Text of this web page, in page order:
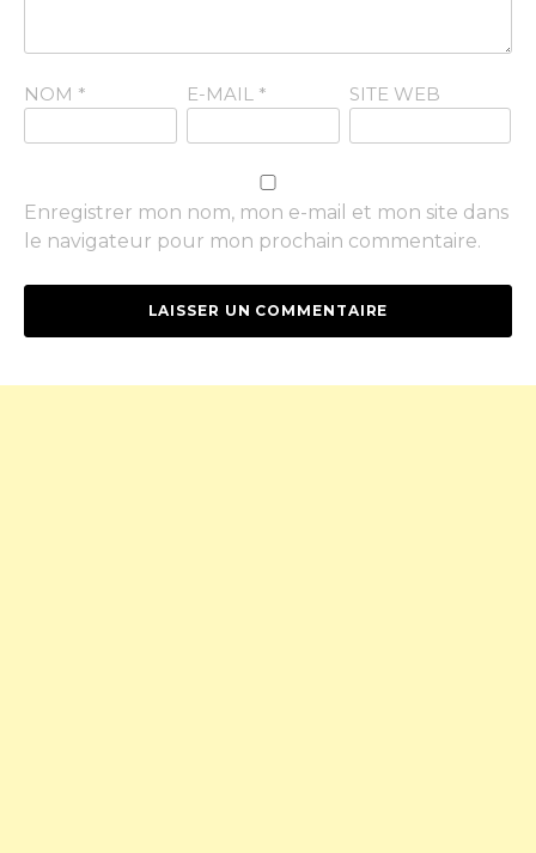
NOM * E-MAIL * SITE WEB
Enregistrer mon nom, mon e-mail et mon site dans
le navigateur pour mon prochain commentaire.